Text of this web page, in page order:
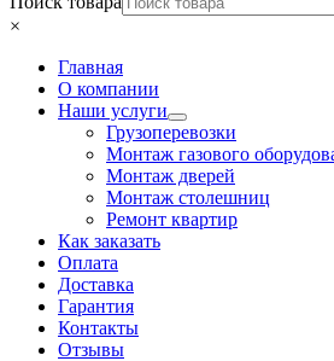
×
Главная
О компании
Наши услуги
Грузоперевозки
Монтаж газового
Монтаж дверей
Монтаж столешниц
Ремонт квартир
Как заказать
Оплата
Доставка
Гарантия
Контакты
Отзывы